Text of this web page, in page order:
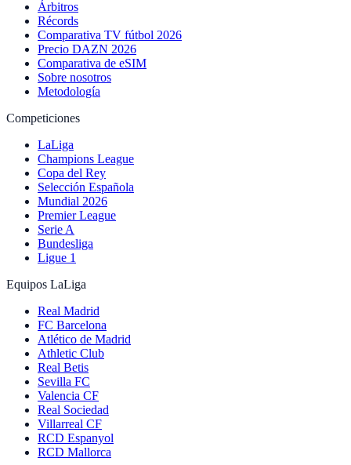
Árbitros
Récords
Comparativa TV fútbol 2026
Precio DAZN 2026
Comparativa de eSIM
Sobre nosotros
Metodología
Competiciones
LaLiga
Champions League
Copa del Rey
Selección Española
Mundial 2026
Premier League
Serie A
Bundesliga
Ligue 1
Equipos LaLiga
Real Madrid
FC Barcelona
Atlético de Madrid
Athletic Club
Real Betis
Sevilla FC
Valencia CF
Real Sociedad
Villarreal CF
RCD Espanyol
RCD Mallorca